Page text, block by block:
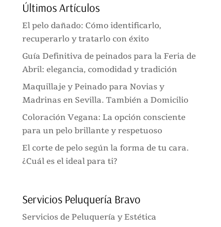
Últimos Artículos
El pelo dañado: Cómo identificarlo,
recuperarlo y tratarlo con éxito
Guía Definitiva de peinados para la Feria de
Abril: elegancia, comodidad y tradición
Maquillaje y Peinado para Novias y
Madrinas en Sevilla. También a Domicilio
Coloración Vegana: La opción consciente
para un pelo brillante y respetuoso
El corte de pelo según la forma de tu cara.
¿Cuál es el ideal para ti?
Servicios Peluquería Bravo
Servicios de Peluquería y Estética